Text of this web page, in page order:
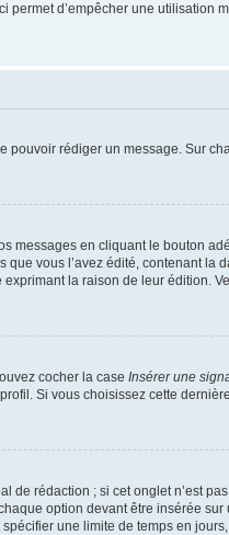
permet d’empêcher une utilisation
pouvoir rédiger un message. Sur
messages en cliquant le bouton
vous l’avez édité, contenant la
exprimant la raison de leur édition.
cocher la case Insérer une
Si vous choisissez cette
de rédaction ; si cet onglet n’est
option devant être insérée
une limite de temps en